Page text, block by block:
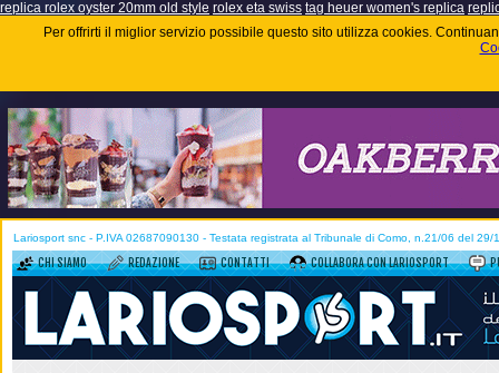
replica rolex oyster 20mm old style rolex eta swiss tag heuer women's replica
Per offrirti il miglior servizio possibile questo sito utilizza cookies.
Lariosport snc - P.IVA 02687090130 - Testata registrata al Tribunale di Como, n.21/06 del 29/
CHI SIAMO REDAZIONE CONTATTI COLLABORA CON LARIOSPORT